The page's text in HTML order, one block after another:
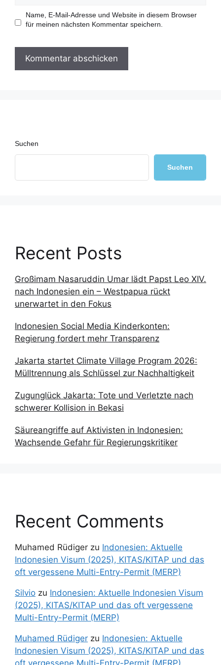
A
s
i
Name, E-Mail-Adresse und Website in diesem Browser
für meinen nächsten Kommentar speichern.
Suchen
Suchen
Recent Posts
Großimam Nasaruddin Umar lädt Papst Leo XIV.
nach Indonesien ein – Westpapua rückt
unerwartet in den Fokus
Indonesien Social Media Kinderkonten:
Regierung fordert mehr Transparenz
Jakarta startet Climate Village Program 2026:
Mülltrennung als Schlüssel zur Nachhaltigkeit
Zugunglück Jakarta: Tote und Verletzte nach
schwerer Kollision in Bekasi
Säureangriffe auf Aktivisten in Indonesien:
Wachsende Gefahr für Regierungskritiker
Recent Comments
Muhamed Rüdiger zu Indonesien: Aktuelle
Indonesien Visum (2025), KITAS/KITAP und das
oft vergessene Multi-Entry-Permit (MERP)
Silvio zu Indonesien: Aktuelle Indonesien Visum
(2025), KITAS/KITAP und das oft vergessene
Multi-Entry-Permit (MERP)
Muhamed Rüdiger zu Indonesien: Aktuelle
Indonesien Visum (2025), KITAS/KITAP und das
oft vergessene Multi-Entry-Permit (MERP)